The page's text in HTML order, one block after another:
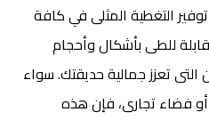
التغطية المثلى في كافة
للطى بأشكال وأحجام
التى تعزز جمالية حديقتك. سواء
فضاء تجارى، فإن هذه